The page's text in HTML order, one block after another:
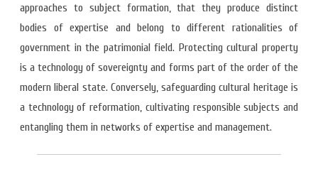
approaches to subject formation, that they produce distinct
bodies of expertise and belong to different rationalities of
government in the patrimonial field. Protecting cultural property
is a technology of sovereignty and forms part of the order of the
modern liberal state. Conversely, safeguarding cultural heritage is
a technology of reformation, cultivating responsible subjects and
entangling them in networks of expertise and management.